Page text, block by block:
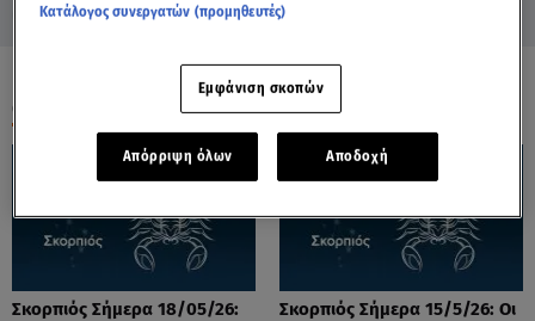
ΟΛΑ ΤΑ ΒΙΝΤΕΟ
Σκορπιός Σήμερα 18/05/26:
Σκορπιός Σήμερα 15/5/26: Οι
Κατάλογος συνεργατών (προμηθευτές)
Εμφάνιση σκοπών
Απόρριψη όλων Αποδοχή